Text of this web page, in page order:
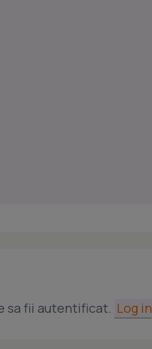
sa fii autentificat. Log in